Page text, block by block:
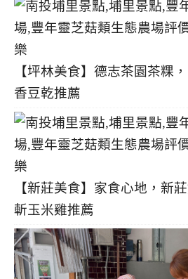
【坪林美食】德志茶園茶粿
香豆乾推薦
【新莊美食】家食心地，新
斬玉米雞推薦